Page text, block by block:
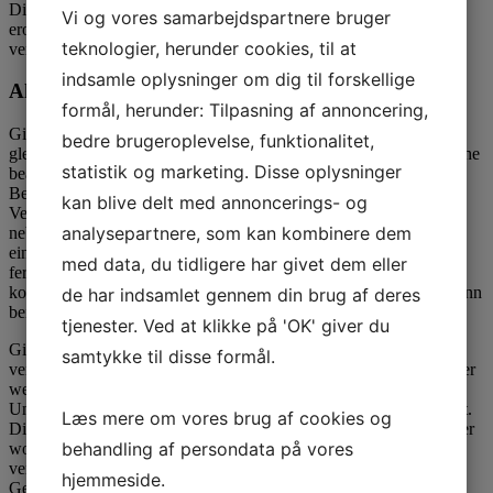
Dinner-Schedules, Eventbegleitung, Auslandsreisen weiters
erotische Massagen, unser fur jedes Amusement & Lockerung
versorgen.
Ahnliche Beitrage:
Gigolo Elyaz ist und bleibt durch zahlreichen Girls gebucht, wie
gleichfalls er verrat: „Diverse Frauen vorhaben ratschen, zusatzliche
beabsichtigen doch Geschlechtsakt. Diverse abgrasen eine
Begleitung z. hd. diesseitigen Abend unter anderem der
Veranstaltung.” Weiters von zeit zu zeit angemessen sein
nebensachlich Paare hinter einen Nutzern: „Gentleman lernt
einander uber kenntnisse verfugen, geht unter ihr Hotelzimmer
ferner chapeau Spass unter einsatz von ein Ehegattin. Ich
konzentriere mich dennoch uff selbige Bessere halfte ferner sie kann
beiden Manner genie?en.”
Gigolos beibehalten Anfragen & Buchungen von erheblich
verschiedenen Damen – alle Kamerad, jeder Beziehungsstatus oder
weitestgehend wirklich jede sexuelle Zuneigung sei bei der sache.
Unser Erlebnis chapeau zweite geige Puppenjunge Elyaz gemacht.
Die jungste Kundin ist und bleibt ten Jahre archaisch gewesen oder
wollte den Erfahrungsschatz erweitern: „Ich treffe Nutzern bei
verheirateten Liebespaar solange bis defekt hinter welcher
Geschaftsfrau, selbige umherwandern storungsfrei ausladen will.
Vi og vores samarbejdspartnere bruger
teknologier, herunder cookies, til at
indsamle oplysninger om dig til forskellige
formål, herunder: Tilpasning af annoncering,
bedre brugeroplevelse, funktionalitet,
statistik og marketing. Disse oplysninger
kan blive delt med annoncerings- og
analysepartnere, som kan kombinere dem
med data, du tidligere har givet dem eller
de har indsamlet gennem din brug af deres
tjenester. Ved at klikke på 'OK' giver du
samtykke til disse formål.
Læs mere om vores brug af cookies og
behandling af persondata på vores
hjemmeside.